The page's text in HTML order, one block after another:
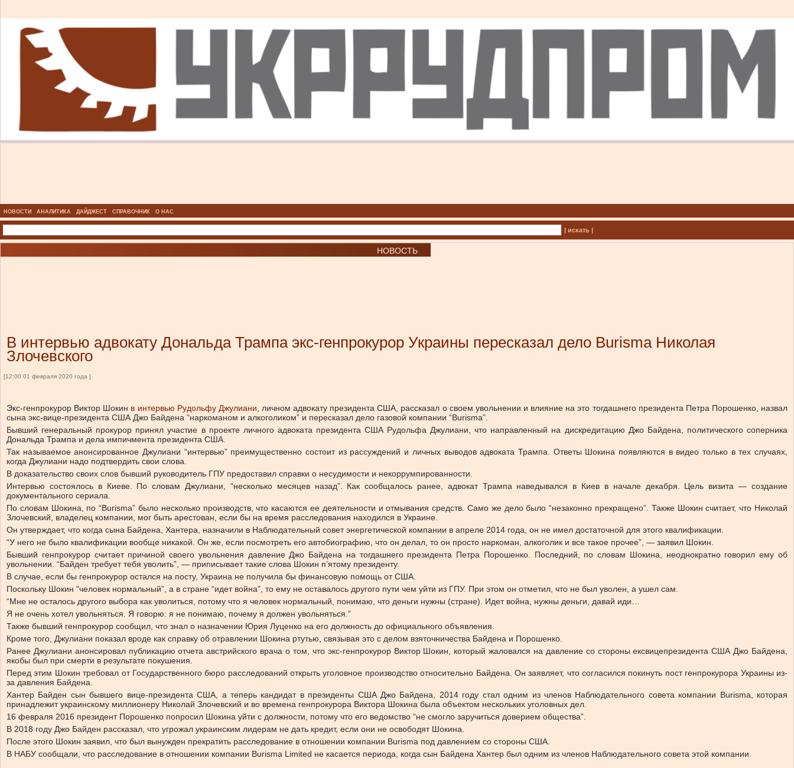
НОВОСТИ АНАЛИТИКА ДАЙДЖЕСТ СПРАВОЧНИК О НАС
| искать |
НОВОСТЬ
В интервью адвокату Дональда Трампа экс-генпрокурор Украины пересказал дело Burisma Николая
Злочевского
[12:00 01 февраля 2020 года ]
Экс-генпрокурор Виктор Шокин в интервью Рудольфу Джулиани , личном адвокату президента США, рассказал о своем увольнении и влияние на это тогдашнего президента Петра Порошенко, назвал
сына экс-вице-президента США Джо Байдена “наркоманом и алкоголиком” и пересказал дело газовой компании “Burisma”.
Бывший генеральный прокурор принял участие в проекте личного адвоката президента США Рудольфа Джулиани, что направленный на дискредитацию Джо Байдена, политического соперника
Дональда Трампа и дела импичмента президента США.
Так называемое анонсированное Джулиани “интервью” преимущественно состоит из рассуждений и личных выводов адвоката Трампа. Ответы Шокина появляются в видео только в тех случаях,
когда Джулиани надо подтвердить свои слова.
В доказательство своих слов бывший руководитель ГПУ предоставил справки о несудимости и некоррумпированности.
Интервью состоялось в Киеве. По словам Джулиани, “несколько месяцев назад”. Как сообщалось ранее, адвокат Трампа наведывался в Киев в начале декабря. Цель визита — создание
документального сериала.
По словам Шокина, по “Burisma” было несколько производств, что касаются ее деятельности и отмывания средств. Само же дело было “незаконно прекращено”. Также Шокин считает, что Николай
Злочевский, владелец компании, мог быть арестован, если бы на время расследования находился в Украине.
Он утверждает, что когда сына Байдена, Хантера, назначили в Наблюдательный совет энергетической компании в апреле 2014 года, он не имел достаточной для этого квалификации.
“У него не было квалификации вообще никакой. Он же, если посмотреть его автобиографию, что он делал, то он просто наркоман, алкоголик и все такое прочее”, — заявил Шокин.
Бывший генпрокурор считает причиной своего увольнения давление Джо Байдена на тогдашнего президента Петра Порошенко. Последний, по словам Шокина, неоднократно говорил ему об
увольнении. “Байден требует тебя уволить”, — приписывает такие слова Шокин п’ятому президенту.
В случае, если бы генпрокурор остался на посту, Украина не получила бы финансовую помощь от США.
Поскольку Шокин “человек нормальный”, а в стране “идет война”, то ему не оставалось другого пути чем уйти из ГПУ. При этом он отметил, что не был уволен, а ушел сам.
“Мне не осталось другого выбора как уволиться, потому что я человек нормальный, понимаю, что деньги нужны (стране). Идет война, нужны деньги, давай иди…
Я не очень хотел увольняться. Я говорю: я не понимаю, почему я должен увольняться.”
Также бывший генпрокурор сообщил, что знал о назначении Юрия Луценко на его должность до официального объявления.
Кроме того, Джулиани показал вроде как справку об отравлении Шокина ртутью, связывая это с делом взяточничества Байдена и Порошенко.
Ранее Джулиани анонсировал публикацию отчета австрийского врача о том, что экс-генпрокурор Виктор Шокин, который жаловался на давление со стороны ексвицепрезидента США Джо Байдена,
якобы был при смерти в результате покушения.
Перед этим Шокин требовал от Государственного бюро расследований открыть уголовное производство относительно Байдена. Он заявляет, что согласился покинуть пост генпрокурора Украины из-
за давления Байдена.
Хантер Байден сын бывшего вице-президента США, а теперь кандидат в президенты США Джо Байдена, 2014 году стал одним из членов Наблюдательного совета компании Burisma, которая
принадлежит украинскому миллионеру Николай Злочевский и во времена генпрокурора Виктора Шокина была объектом нескольких уголовных дел.
16 февраля 2016 президент Порошенко попросил Шокина уйти с должности, потому что его ведомство “не смогло заручиться доверием общества”.
В 2018 году Джо Байден рассказал, что угрожал украинским лидерам не дать кредит, если они не освободят Шокина.
После этого Шокин заявил, что был вынужден прекратить расследование в отношении компании Burisma под давлением со стороны США.
В НАБУ сообщали, что расследование в отношении компании Burisma Limited не касается периода, когда сын Байдена Хантер был одним из членов Наблюдательного совета этой компании.